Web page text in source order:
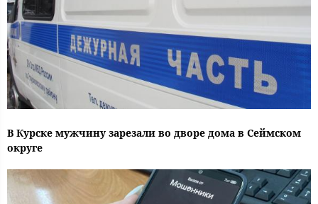
В Курске мужчину зарезали во дворе дома в Сеймском
округе